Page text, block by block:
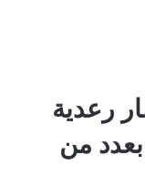
رعدية
بعدد من